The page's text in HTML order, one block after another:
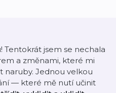
Tentokrát jsem se nechala
a změnami, které mi
naruby. Jednou velkou
— které mě nutí učinit